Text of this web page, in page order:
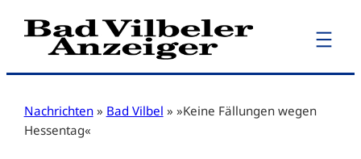
Zum
Inhalt
Nachrichten » Bad Vilbel » »Keine Fällungen wegen
Hessentag«